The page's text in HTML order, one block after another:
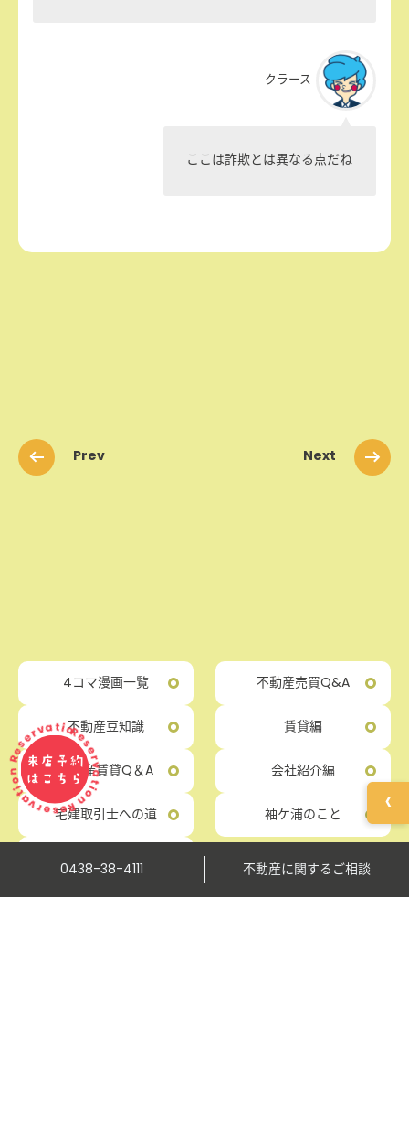
Reservation Reservation
来店予約
はこちら
0438-38-4111 不動産に関するご相談
‹
クラース
ここは詐欺とは異なる点だね
Prev Next
4コマ漫画一覧 不動産売買Q&A
不動産豆知識 賃貸編
不動産賃貸Q＆A 会社紹介編
宅建取引士への道 袖ケ浦のこと
木更津のこと